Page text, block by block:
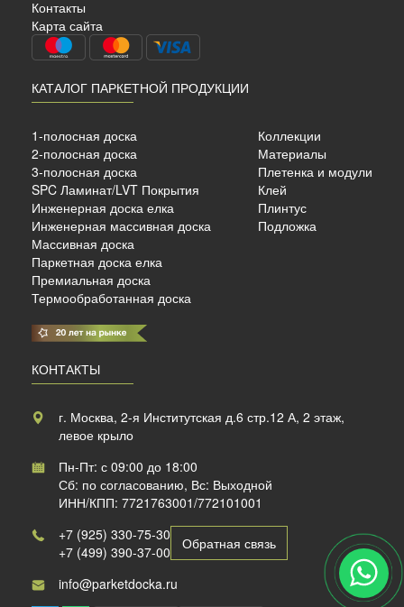
м²
Контакты
Карта сайта
КАТАЛОГ ПАРКЕТНОЙ ПРОДУКЦИИ
1-полосная доска
2-полосная доска
3-полосная доска
SPC Ламинат/LVT Покрытия
Инженерная доска елка
Инженерная массивная доска
Массивная доска
Паркетная доска елка
Премиальная доска
Термообработанная доска
Коллекции
Материалы
Плетенка и модули
Клей
Плинтус
Подложка
КОНТАКТЫ
г. Москва, 2-я Институтская д.6 стр.12 А, 2 этаж,
левое крыло
Пн-Пт: с 09:00 до 18:00
Сб: по согласованию, Вс: Выходной
ИНН/КПП: 7721763001/772101001
+7 (925) 330-75-30
+7 (499) 390-37-00
Обратная связь
info@parketdocka.ru